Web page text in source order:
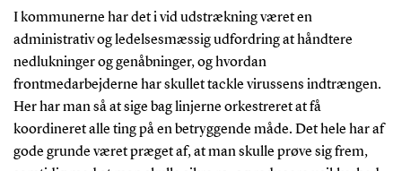
I kommunerne har det i vid udstrækning været en
administrativ og ledelsesmæssig udfordring at håndtere
nedlukninger og genåbninger, og hvordan
frontmedarbejderne har skullet tackle virussens indtrængen.
Her har man så at sige bag linjerne orkestreret at få
koordineret alle ting på en betryggende måde. Det hele har af
gode grunde været præget af, at man skulle prøve sig frem,